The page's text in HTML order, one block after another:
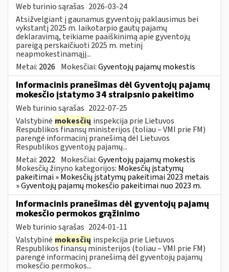
Web turinio sąrašas 2026-03-24
Atsižvelgiant į gaunamus gyventojų paklausimus bei
vykstantį 2025 m. laikotarpio gautų pajamų
deklaravimą, teikiame paaiškinimą apie gyventojų
pareigą perskaičiuoti 2025 m. metinį
neapmokestinamąjį...
Metai: 2026 Mokesčiai:Gyventojų pajamų mokestis
Informacinis pranešimas dėl Gyventojų pajamų
mokesčio įstatymo 34 straipsnio pakeitimo
Web turinio sąrašas 2022-07-25
Valstybinė mokesčių inspekcija prie Lietuvos
Respublikos finansų ministerijos (toliau – VMI prie FM)
parengė informacinį pranešimą dėl Lietuvos
Respublikos gyventojų pajamų...
Metai: 2022 Mokesčiai:Gyventojų pajamų mokestis
Mokesčių žinyno kategorijos: Mokesčių įstatymų
pakeitimai » Mokesčių įstatymų pakeitimai 2023 metais
» Gyventojų pajamų mokesčio pakeitimai nuo 2023 m.
Informacinis pranešimas dėl gyventojų pajamų
mokesčio permokos grąžinimo
Web turinio sąrašas 2024-01-11
Valstybinė mokesčių inspekcija prie Lietuvos
Respublikos finansų ministerijos (toliau – VMI prie FM)
parengė informacinį pranešimą dėl gyventojų pajamų
mokesčio permokos...